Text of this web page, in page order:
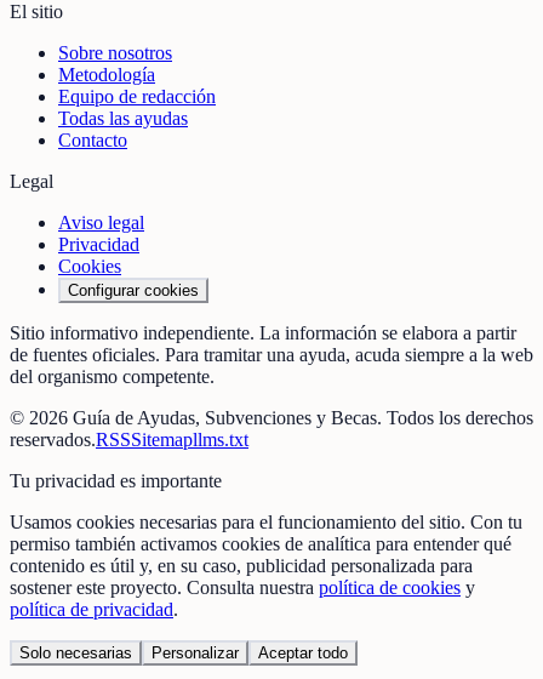
El sitio
Sobre nosotros
Metodología
Equipo de redacción
Todas las ayudas
Contacto
Legal
Aviso legal
Privacidad
Cookies
Configurar cookies
Sitio informativo independiente. La información se elabora a partir
de fuentes oficiales. Para tramitar una ayuda, acuda siempre a la web
del organismo competente.
© 2026 Guía de Ayudas, Subvenciones y Becas. Todos los derechos
reservados.RSSSitemapllms.txt
Tu privacidad es importante
Usamos cookies necesarias para el funcionamiento del sitio. Con tu
permiso también activamos cookies de analítica para entender qué
contenido es útil y, en su caso, publicidad personalizada para
sostener este proyecto. Consulta nuestra política de cookies y
política de privacidad.
Solo necesarias Personalizar Aceptar todo